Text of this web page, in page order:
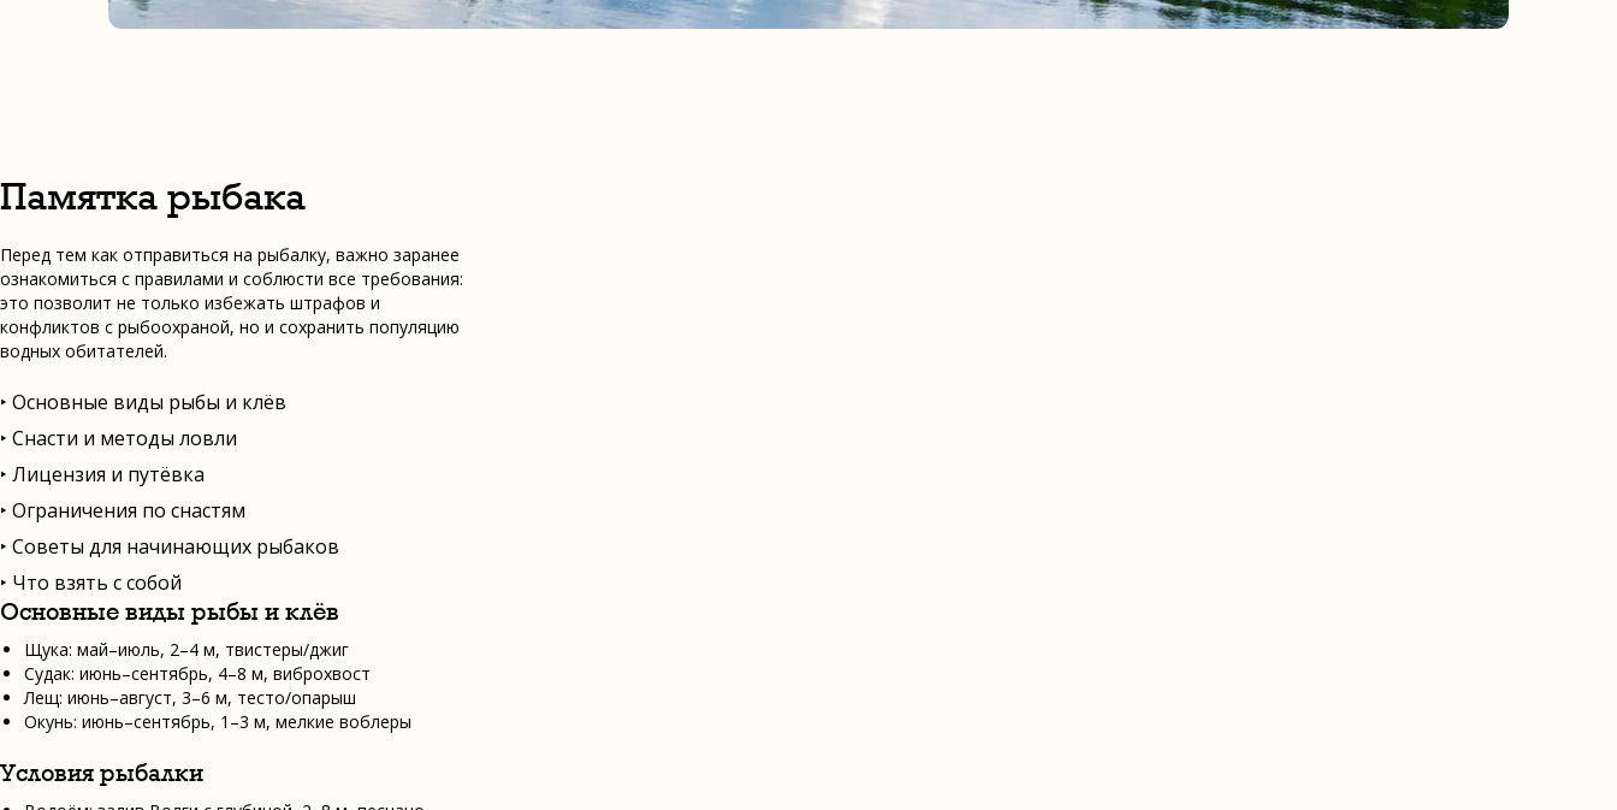
‣ Что взять с собой
‣ Советы для начинающих рыбаков
‣ Ограничения по снастям
‣ Лицензия и путёвка
‣ Снасти и методы ловли
‣ Основные виды рыбы и клёв
Перед тем как отправиться на рыбалку, важно заранее
ознакомиться с правилами и соблюсти все требования:
это позволит не только избежать штрафов и
конфликтов с рыбоохраной, но и сохранить популяцию
водных обитателей.
Памятка рыбака
Условия рыбалки
Щука: май–июль, 2–4 м, твистеры/джиг
Судак: июнь–сентябрь, 4–8 м, виброхвост
Лещ: июнь–август, 3–6 м, тесто/опарыш
Окунь: июнь–сентябрь, 1–3 м, мелкие воблеры
Основные виды рыбы и клёв